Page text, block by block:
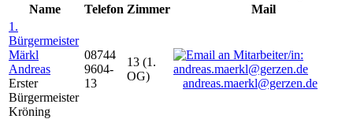
Name
Telefon Zimmer
Mail
1.
Bürgermeister
Märkl
Andreas
Erster
Bürgermeister
Kröning
08744
9604-
13
13 (1.
OG)
andreas.maerkl@gerzen.de